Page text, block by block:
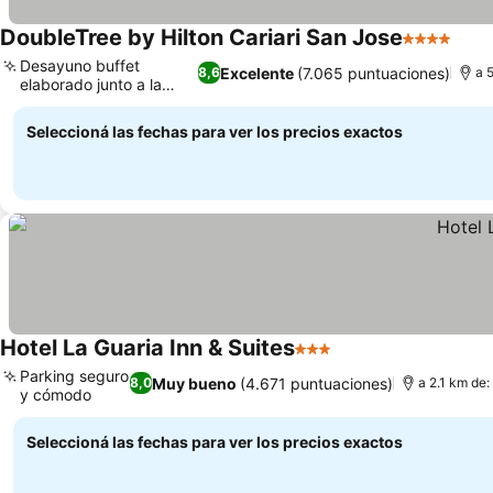
DoubleTree by Hilton Cariari San Jose4 Estrellas
8,6Excelente (7.065 puntuaciones)
Desayuno buffet
elaborado junto a la
piscina
a
Seleccioná las fechas para ver los precios exactos
Hotel La Guaria Inn & Suites3 Estrellas
8,0Muy bueno (4.671 puntuaciones)
Parking seguro
y cómodo
a 2.1 km
Seleccioná las fechas para ver los precios exactos